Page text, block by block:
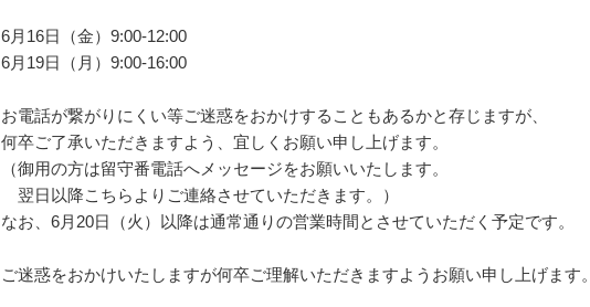
6月16日（金）9:00-12:00
6月19日（月）9:00-16:00
お電話が繋がりにくい等ご迷惑をおかけすることもあるかと存じますが、
何卒ご了承いただきますよう、宜しくお願い申し上げます。
（御用の方は留守番電話へメッセージをお願いいたします。
翌日以降こちらよりご連絡させていただきます。）
なお、6月20日（火）以降は通常通りの営業時間とさせていただく予定です。
ご迷惑をおかけいたしますが何卒ご理解いただきますようお願い申し上げます。